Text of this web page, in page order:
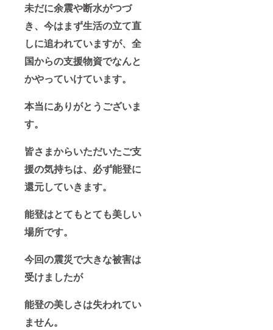
未だに余震や断水がつづ
き、今はまず生活の立て直
しに追われていますが、全
国からの支援物資でなんと
かやっていけています。
本当にありがとうございま
す。
皆さまからいただいたご支
援の気持ちは、必ず能登に
還元していきます。
能登はとてもとても美しい
場所です。
今回の震災で大きな被害は
受けましたが
能登の美しさは失われてい
ません。